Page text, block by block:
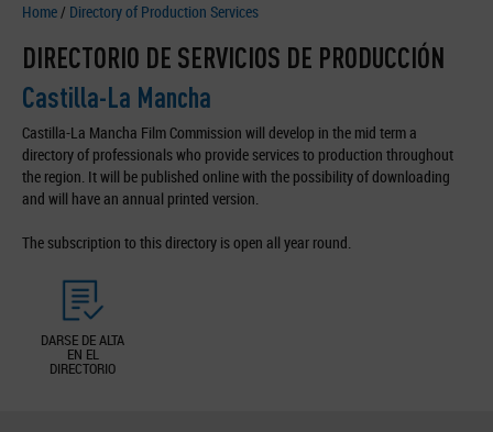
Home/ Directory of Production Services
DIRECTORIO DE SERVICIOS DE PRODUCCIÓN
Castilla-La Mancha
Castilla-La Mancha Film Commission will develop in the mid term a
directory of professionals who provide services to production throughout
the region. It will be published online with the possibility of downloading
and will have an annual printed version.
The subscription to this directory is open all year round.
DARSE DE ALTA
EN EL
DIRECTORIO